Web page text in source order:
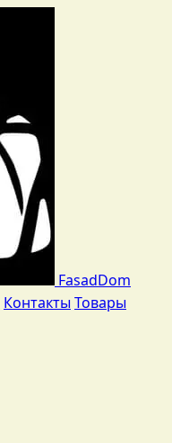
FasadDom
Контакты Товары